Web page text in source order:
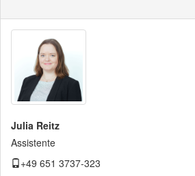
Julia Reitz
Assistente
+49 651 3737-323